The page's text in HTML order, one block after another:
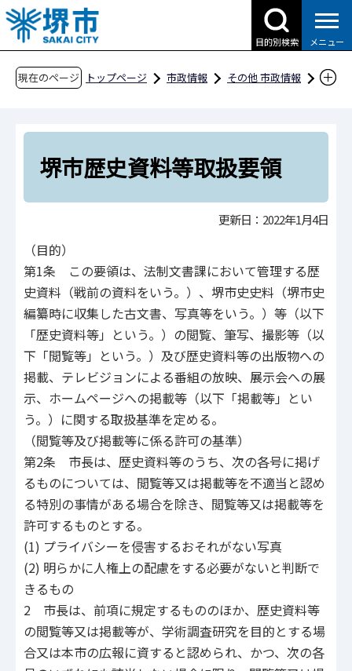
こ
の
ペ
目的別検索 メニュー
現在のページ トップページ 市政情報
その他 市政情報
文書・処務
堺市歴史資料等取扱要領
堺市歴史資料等取扱要領
更新日：2022年1月4日
（目的）
第1条 この要領は、法制文書課において管理する歴
史資料（戦前の資料をいう。）、堺市史史料（堺市史
編纂時に収集した古文書、写真等をいう。）等（以下
「歴史資料等」という。）の閲覧、筆写、撮影等（以
下「閲覧等」という。）及び歴史資料等の出版物への
掲載、テレビジョンによる番組の放映、展示会への展
示、ホームページへの掲載等（以下「掲載等」とい
う。）に関する取扱基準を定める。
（閲覧等及び掲載等に係る許可の基準）
第2条 市長は、歴史資料等のうち、次の各号に掲げ
るものについては、閲覧等又は掲載等を不適当と認め
る特別の事情がある場合を除き、閲覧等又は掲載等を
許可するものとする。
(1) プライバシーを侵害するおそれがない写真
(2) 明らかに人権上の配慮をする必要がないと判断で
きるもの
2 市長は、前項に規定するもののほか、歴史資料等
の閲覧等又は掲載等が、学術調査研究を目的とする場
合又は本市の広報に資すると認められ、かつ、次の各